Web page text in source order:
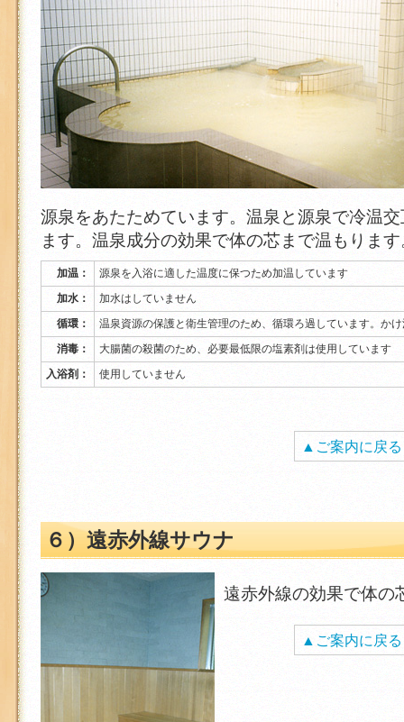
源泉をあたためています。温泉と源泉で冷温
ます。温泉成分の効果で体の芯まで温もりま
加温：
源泉を入浴に適した温度に保つため加温しています
加水：
加水はしていません
循環：
温泉資源の保護と衛生管理のため、循環ろ過しています。か
消毒：
大腸菌の殺菌のため、必要最低限の塩素剤は使用しています
入浴剤：
使用していません
▲ご案内に戻る
６）遠赤外線サウナ
遠赤外線の効果で体の
▲ご案内に戻る